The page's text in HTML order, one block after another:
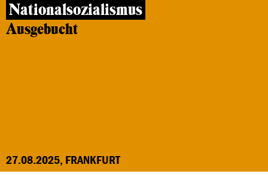
Nationalsozialismus
Ausgebucht
27.08.2025, FRANKFURT